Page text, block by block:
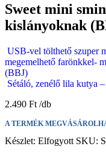
Sweet mini
kislányoknak
USB-vel tölthető szuper
megemelhető farönkkel-
(BBJ)
Sétáló, zenélő lila kutya
2.490 Ft
A TERMÉK
Készlet: Elfogyott SKU: